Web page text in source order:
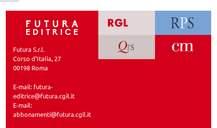
Futura S.r.l.
Corso d’Italia, 27
00198 Roma
E-mail: futura-
editrice@futura.cgil.it
E-mail:
abbonamenti@futura.cgil.it